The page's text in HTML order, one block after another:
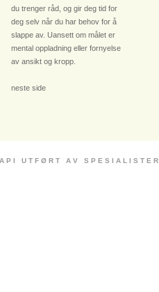
du trenger råd, og gir deg tid for
deg selv når du har behov for å
slappe av. Uansett om målet er
mental oppladning eller fornyelse
av ansikt og kropp.
neste side
P I U T F Ø R T A V S P E S I A L I S T E R